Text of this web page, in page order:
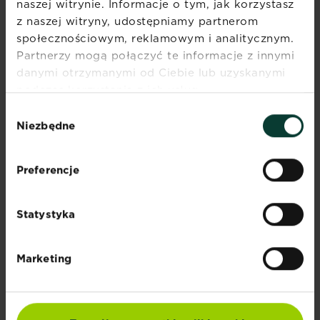
naszej witrynie. Informacje o tym, jak korzystasz
z naszej witryny, udostępniamy partnerom
społecznościowym, reklamowym i analitycznym.
Partnerzy mogą połączyć te informacje z innymi
danymi otrzymanymi od Ciebie lub uzyskanymi
podczas korzystania z ich usług.
zgody
Niezbędne
Preferencje
Statystyka
Marketing
25°C przez większość roku. Nie należy
wystawiać jej na nagłe zmiany temperatury
ani na przeciągi.
Podłoże: Juka potrzebuje dobrze
przepuszczalnego, lekko kwaśnego podłoża.
Można użyć gotowej mieszanki do palm,
drenaż.
umiarkowanie. Podłoże powinno być lekko
wilgotne, ale nie mokre. W okresie letnim
zazwyczaj wystarczy podlewać roślinę raz na
kilka tygodni, a zimą rzadziej.
Nawożenie: W sezonie wzrostu (wiosna i
lato) warto nawozić jukkę raz na miesiąc
liściastych. Zimą nawożenie można
ograniczyć lub wstrzymać.